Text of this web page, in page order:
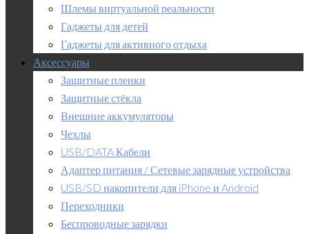
Шлемы виртуальной реальности
Гаджеты для детей
Гаджеты для активного отдыха
Аксессуары
Защитные пленки
Защитные стёкла
Внешние аккумуляторы
Чехлы
USB/DATA Кабели
Адаптер питания / Сетевые зарядные устройства
USB/SD накопители для iPhone и Android
Переходники
Беспроводные зарядки